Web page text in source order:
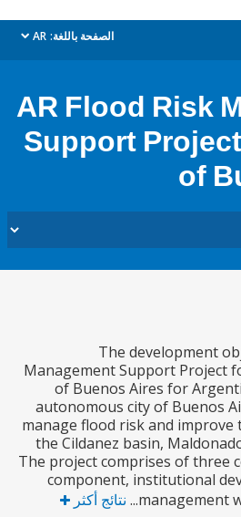
الصفحة باللغة: AR
dropdown
AR Flood
Support
The
Management Support
of Buenos Aires
autonomous city of
manage flood risk and
the Cildanez basin,
The project comprises of
component,
نتائج أكثر